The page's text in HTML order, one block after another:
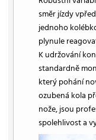
směr jízdy
jednoho
plynule
K udržování
standardně
který pohání
ozubená kola
nože, jsou
spolehlivost a